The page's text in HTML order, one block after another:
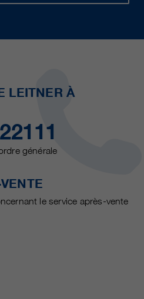
LEITNER À
générale
le service après-vente